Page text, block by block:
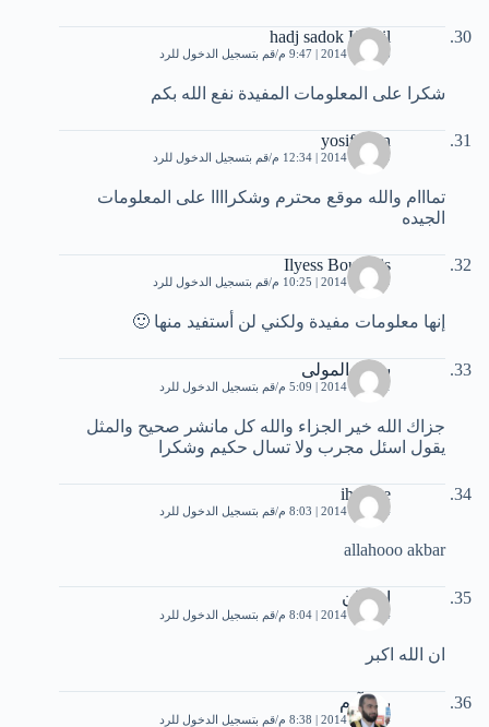
hadj sadok Khalil
16 يناير، 2014 | 9:47 م قم بتسجيل الدخول للرد
شكرا على المعلومات المفيدة نفع الله بكم
yosifyasin
19 يناير، 2014 | 12:34 م قم بتسجيل الدخول للرد
تمااام والله موقع محترم وشكراااا على المعلومات
الجيده
Ilyess Boukhris
19 يناير، 2014 | 10:25 م قم بتسجيل الدخول للرد
إنها معلومات مفيدة ولكني لن أستفيد منها 🙂
سالم المولى
21 يناير، 2014 | 5:09 م قم بتسجيل الدخول للرد
جزاك الله خير الجزاء والله كل مانشر صحيح والمثل
يقول اسئل مجرب ولا تسال حكيم وشكرا
ihssane
24 يناير، 2014 | 8:03 م قم بتسجيل الدخول للرد
allahooo akbar
احسان
24 يناير، 2014 | 8:04 م قم بتسجيل الدخول للرد
ان الله اكبر
بني آدم
24 يناير، 2014 | 8:38 م قم بتسجيل الدخول للرد